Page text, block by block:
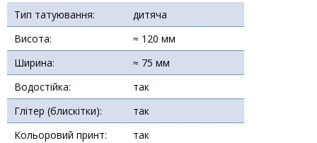
Тип татуювання:
дитяча
Висота:
≈ 120 мм
Ширина:
≈ 75 мм
Водостійка:
так
Глітер (блискітки):
так
Кольоровий принт:
так